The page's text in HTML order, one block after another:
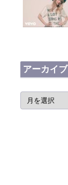
アーカイブ